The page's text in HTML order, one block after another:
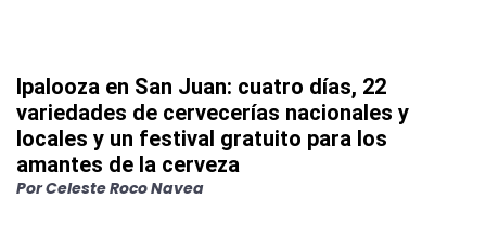
Ipalooza en San Juan: cuatro días, 22
variedades de cervecerías nacionales y
locales y un festival gratuito para los
amantes de la cerveza
PorCeleste Roco Navea